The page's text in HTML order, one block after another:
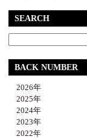
SEARCH
BACK NUMBER
2026年
2025年
2024年
2023年
2022年